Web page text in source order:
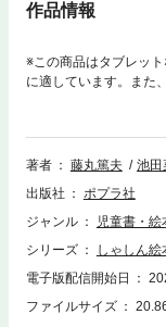
作品情報
※この商品はタブレッ
に適しています。また
ト、検索、辞書の参照
カブトムシのくらしを
り、あの大きな角。そ
のスーパースター。本
から羽化するシーンの
わしい生態や観察のし
著者 藤丸篤夫
池田
出版社
ポプラ社
ジャンル
児童書・絵
シリーズ
しゃしん
電子版配信開始日
ファイルサイズ